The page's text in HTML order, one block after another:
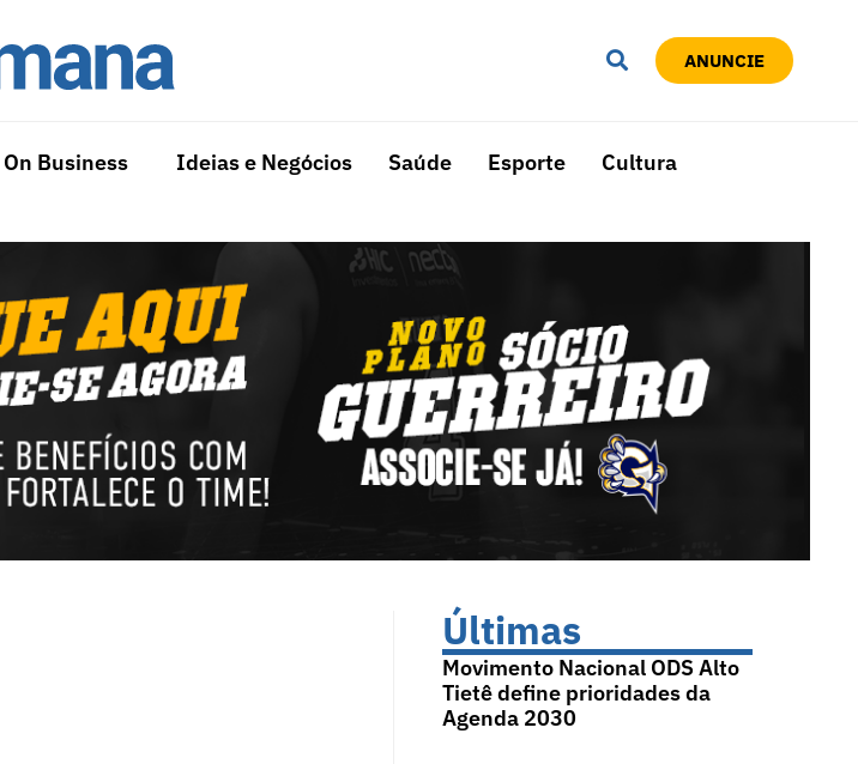
ANUNCIE
On Business Ideias e Negócios Saúde Esporte Cultura
Últimas
Movimento Nacional ODS Alto
Tietê define prioridades da
Agenda 2030